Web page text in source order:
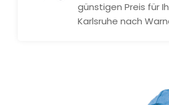
günstigen Preis für
Karlsruhe nach